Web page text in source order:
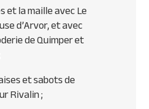
et la maille avec Le
d’Arvor, et avec
de Quimper et
et sabots de
Rivalin ;